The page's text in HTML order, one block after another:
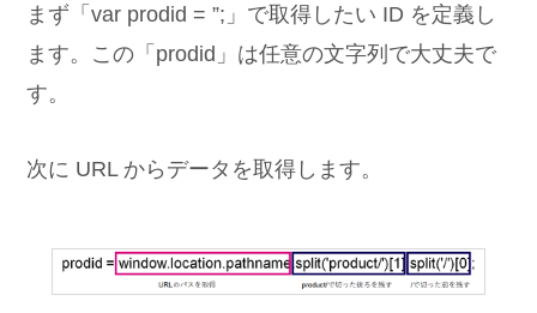
まず「var prodid = ”;」で取得したい ID を定義し
ます。この「prodid」は任意の文字列で大丈夫で
す。
次に URL からデータを取得します。